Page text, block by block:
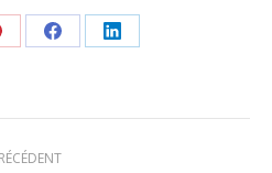
Partager
Facebook
Partager
LinkedIn